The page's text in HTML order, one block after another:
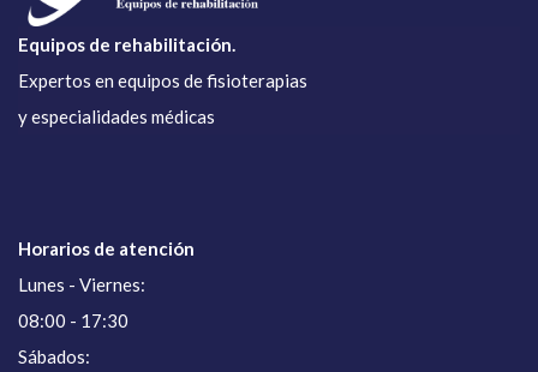
Equipos de rehabilitación.
Expertos en equipos de fisioterapias
y especialidades médicas
Horarios de atención
Lunes - Viernes:
08:00 - 17:30
Sábados: